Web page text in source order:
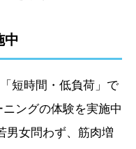
中
短時間・低負荷」で
ングの体験を実施中
男女問わず、筋肉増